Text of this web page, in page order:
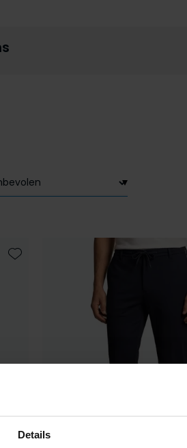
Details
Toevoegen aan favorieten